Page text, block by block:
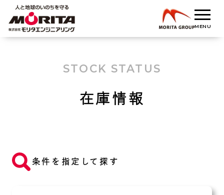
STOCK STATUS
在庫情報
条件を指定して探す